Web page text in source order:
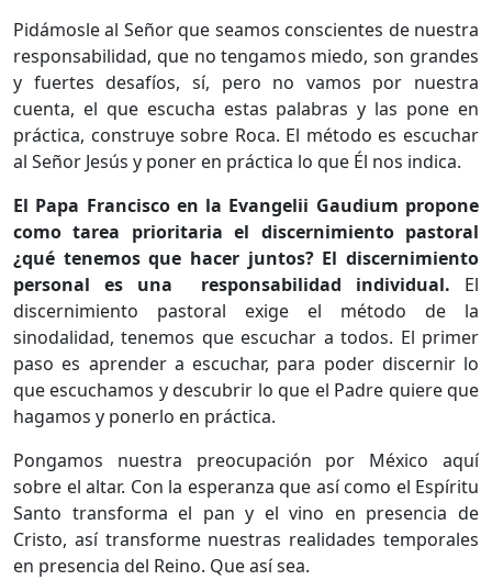
Pidámosle al Señor que seamos conscientes de nuestra
responsabilidad, que no tengamos miedo, son grandes
y fuertes desafíos, sí, pero no vamos por nuestra
cuenta, el que escucha estas palabras y las pone en
práctica, construye sobre Roca. El método es escuchar
al Señor Jesús y poner en práctica lo que Él nos indica.
El Papa Francisco en la Evangelii Gaudium propone
como tarea prioritaria el discernimiento pastoral
¿qué tenemos que hacer juntos? El discernimiento
personal es una responsabilidad individual. El
discernimiento pastoral exige el método de la
sinodalidad, tenemos que escuchar a todos. El primer
paso es aprender a escuchar, para poder discernir lo
que escuchamos y descubrir lo que el Padre quiere que
hagamos y ponerlo en práctica.
Pongamos nuestra preocupación por México aquí
sobre el altar. Con la esperanza que así como el Espíritu
Santo transforma el pan y el vino en presencia de
Cristo, así transforme nuestras realidades temporales
en presencia del Reino. Que así sea.